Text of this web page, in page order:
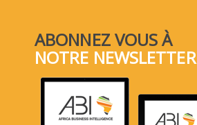
ABONNEZ VOUS À
NOTRE NEWSLETTER